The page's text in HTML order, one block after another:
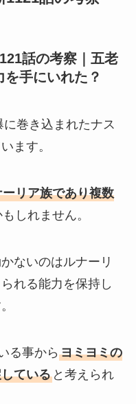
話の考察｜五老
手にいれた？
巻き込まれたナス
ます。
リア族であり複数
しれません。
ないのはルナーリ
れる能力を保持し
る事から ヨミヨミの
ていると考えられ